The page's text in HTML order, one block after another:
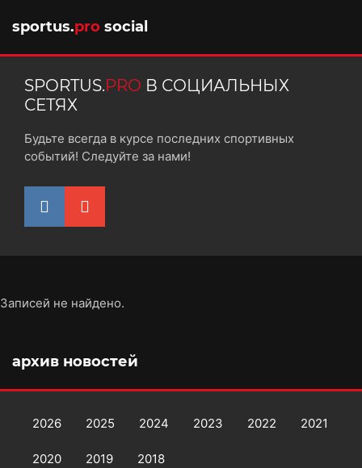
sportus.pro social
SPORTUS.PRO В СОЦИАЛЬНЫХ
СЕТЯХ
Будьте всегда в курсе последних спортивных
событий! Следуйте за нами!
Записей не найдено.
архив новостей
2026 2025 2024 2023 2022 2021
2020 2019 2018